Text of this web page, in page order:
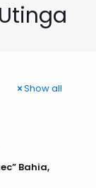
Show all
Bahia,